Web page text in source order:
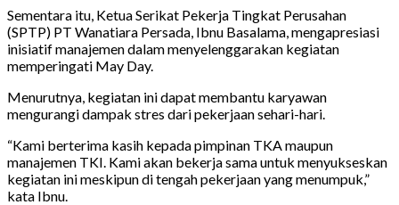
Sementara itu, Ketua Serikat Pekerja Tingkat Perusahan
(SPTP) PT Wanatiara Persada, Ibnu Basalama, mengapresiasi
inisiatif manajemen dalam menyelenggarakan kegiatan
memperingati May Day.
Menurutnya, kegiatan ini dapat membantu karyawan
mengurangi dampak stres dari pekerjaan sehari-hari.
“Kami berterima kasih kepada pimpinan TKA maupun
manajemen TKI. Kami akan bekerja sama untuk menyukseskan
kegiatan ini meskipun di tengah pekerjaan yang menumpuk,”
kata Ibnu.